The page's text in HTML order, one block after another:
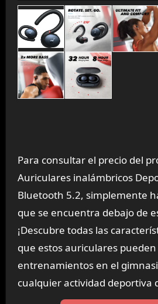
Para consultar el precio del
Auriculares inalámbricos
Bluetooth 5.2, simplemente
que se encuentra debajo de
¡Descubre todas las
que estos auriculares
entrenamientos en el
cualquier actividad deportiva